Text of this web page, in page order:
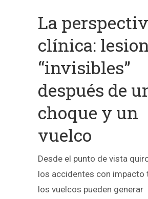
La
clínica:
“invisibles”
después de
choque y un
vuelco
Desde el punto de vista
los accidentes con impacto
los vuelcos pueden generar